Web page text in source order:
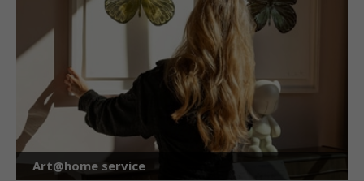
Art@home service